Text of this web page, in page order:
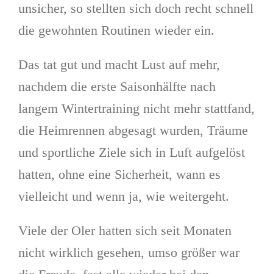
unsicher, so stellten sich doch recht schnell
die gewohnten Routinen wieder ein.
Das tat gut und macht Lust auf mehr,
nachdem die erste Saisonhälfte nach
langem Wintertraining nicht mehr stattfand,
die Heimrennen abgesagt wurden, Träume
und sportliche Ziele sich in Luft aufgelöst
hatten, ohne eine Sicherheit, wann es
vielleicht und wenn ja, wie weitergeht.
Viele der Oler hatten sich seit Monaten
nicht wirklich gesehen, umso größer war